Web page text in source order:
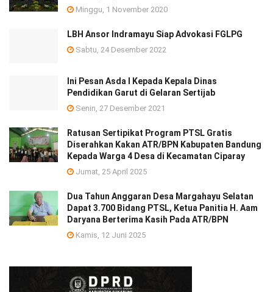
Minggu, 1 November 2020
LBH Ansor Indramayu Siap Advokasi FGLPG
Sabtu, 24 Desember 2022
Ini Pesan Asda I Kepada Kepala Dinas
Pendidikan Garut di Gelaran Sertijab
Senin, 27 Desember 2021
Ratusan Sertipikat Program PTSL Gratis
Diserahkan Kakan ATR/BPN Kabupaten Bandung
Kepada Warga 4 Desa di Kecamatan Ciparay
Jumat, 25 April 2025
Dua Tahun Anggaran Desa Margahayu Selatan
Dapat 3.700 Bidang PTSL, Ketua Panitia H. Aam
Daryana Berterima Kasih Pada ATR/BPN
Kamis, 12 Juni 2025